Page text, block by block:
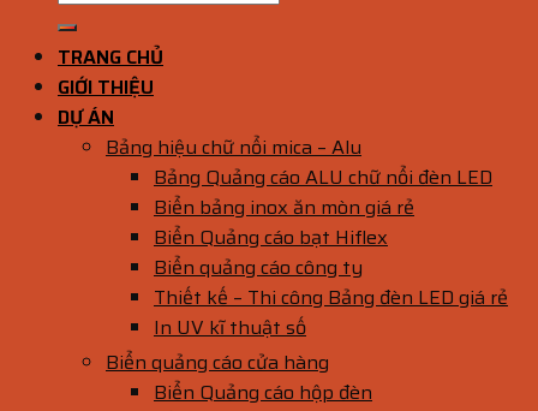
TRANG CHỦ
GIỚI THIỆU
DỰ ÁN
Bảng hiệu chữ nổi mica – Alu
Bảng Quảng cáo ALU chữ nổi đèn LED
Biển bảng inox ăn mòn giá rẻ
Biển Quảng cáo bạt Hiflex
Biển quảng cáo công ty
Thiết kế – Thi công Bảng đèn LED giá rẻ
In UV kĩ thuật số
Biển quảng cáo cửa hàng
Biển Quảng cáo hộp đèn